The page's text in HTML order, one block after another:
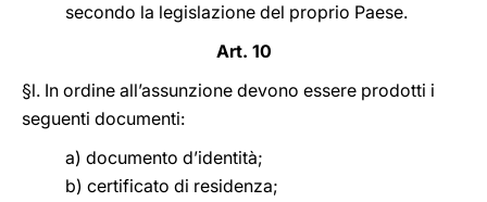
secondo la legislazione del proprio Paese.
Art. 10
§l. In ordine all’assunzione devono essere prodotti i
seguenti documenti:
a) documento d’identità;
b) certificato di residenza;